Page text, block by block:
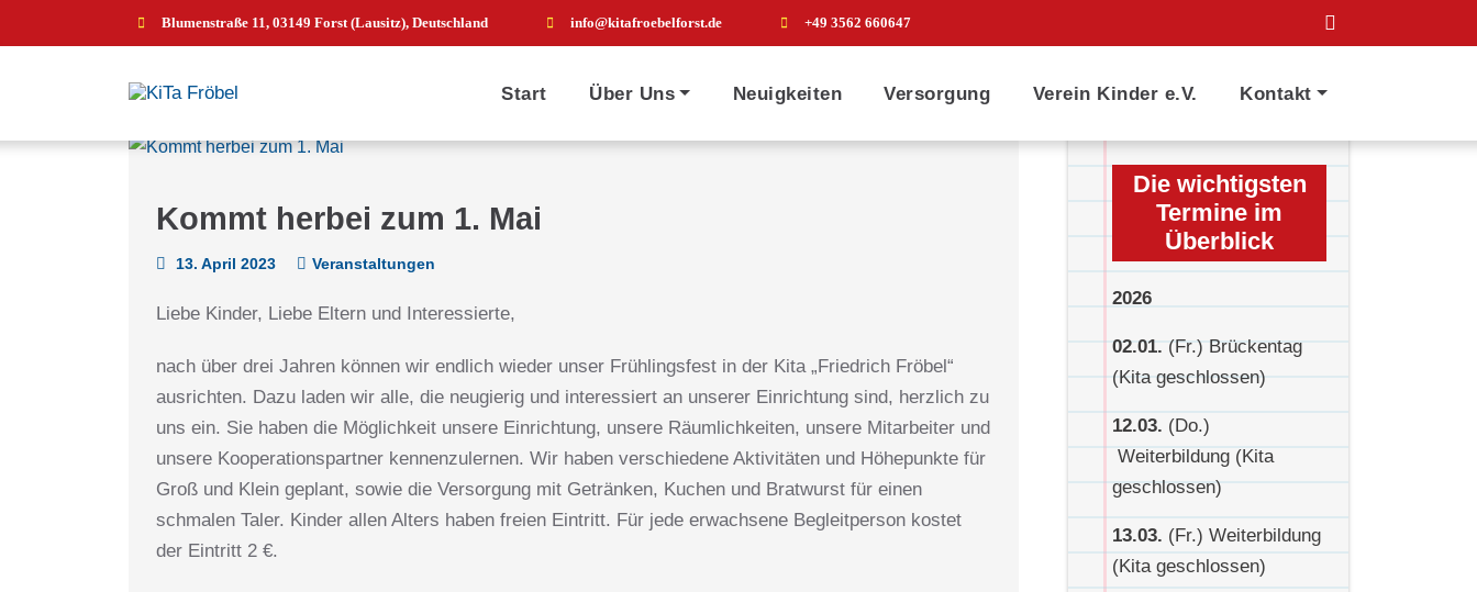
Blumenstraße 11, 03149 Forst (Lausitz), Deutschland info@kitafroebelforst.de +49 3562 660647
Start Über Uns Neuigkeiten Versorgung Verein Kinder e.V. Kontakt
Kommt herbei zum 1. Mai
13. April 2023 Veranstaltungen
Liebe Kinder, Liebe Eltern und Interessierte,
nach über drei Jahren können wir endlich wieder unser Frühlingsfest in der Kita „Friedrich Fröbel“
ausrichten. Dazu laden wir alle, die neugierig und interessiert an unserer Einrichtung sind, herzlich zu
uns ein. Sie haben die Möglichkeit unsere Einrichtung, unsere Räumlichkeiten, unsere Mitarbeiter und
unsere Kooperationspartner kennenzulernen. Wir haben verschiedene Aktivitäten und Höhepunkte für
Groß und Klein geplant, sowie die Versorgung mit Getränken, Kuchen und Bratwurst für einen
schmalen Taler. Kinder allen Alters haben freien Eintritt. Für jede erwachsene Begleitperson kostet
der Eintritt 2 €.
Die wichtigsten
Termine im
Überblick
2026
02.01. (Fr.) Brückentag
(Kita geschlossen)
12.03. (Do.)
Weiterbildung (Kita
geschlossen)
13.03. (Fr.) Weiterbildung
(Kita geschlossen)